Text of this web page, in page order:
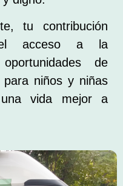
tu contribución
el acceso a la
de
niños y niñas
vida mejor a